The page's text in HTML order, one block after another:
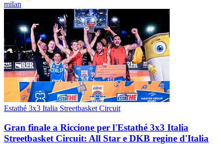
milan
Estathé 3x3 Italia Streetbasket Circuit
Gran finale a Riccione per l'Estathé 3x3 Italia
Streetbasket Circuit: All Star e DKB regine d'Italia